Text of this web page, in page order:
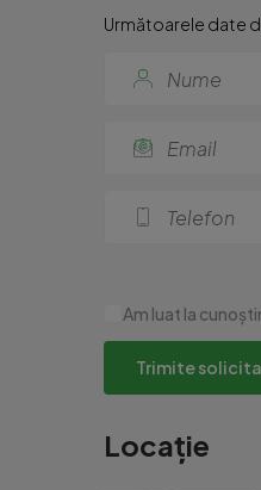
Următoarele date
Am luat la
Trimite
Locație